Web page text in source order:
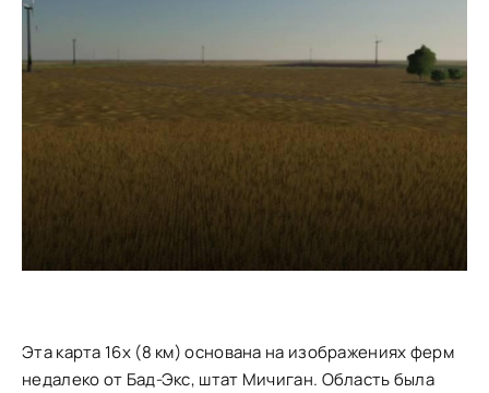
Эта карта 16x (8 км) основана на изображениях ферм
недалеко от Бад-Экс, штат Мичиган. Область была